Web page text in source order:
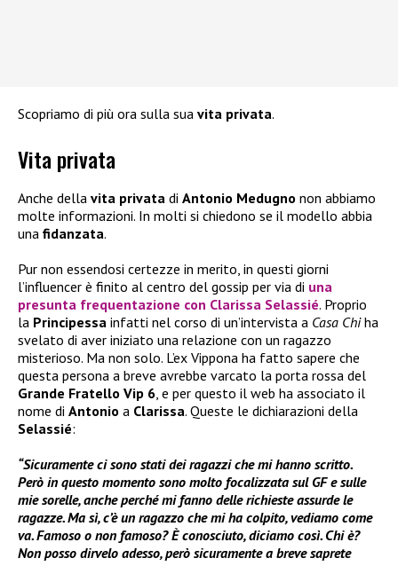
Scopriamo di più ora sulla sua vita privata.
Vita privata
Anche della vita privata di Antonio Medugno non abbiamo
molte informazioni. In molti si chiedono se il modello abbia
una fidanzata.
Pur non essendosi certezze in merito, in questi giorni
l’influencer è finito al centro del gossip per via di una
presunta frequentazione con Clarissa Selassié. Proprio
la Principessa infatti nel corso di un’intervista a Casa Chiha
svelato di aver iniziato una relazione con un ragazzo
misterioso. Ma non solo. L’ex Vippona ha fatto sapere che
questa persona a breve avrebbe varcato la porta rossa del
Grande Fratello Vip 6 , e per questo il web ha associato il
nome di Antonio a Clarissa. Queste le dichiarazioni della
Selassié:
“Sicuramente ci sono stati dei ragazzi che mi hanno scritto.
Però in questo momento sono molto focalizzata sul GF e sulle
mie sorelle, anche perché mi fanno delle richieste assurde le
ragazze. Ma sì, c’è un ragazzo che mi ha colpito, vediamo come
va. Famoso o non famoso? È conosciuto, diciamo così. Chi è?
Non posso dirvelo adesso, però sicuramente a breve saprete